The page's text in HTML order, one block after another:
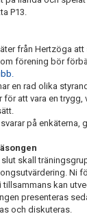
P13.
från Hertzöga
förening bör
en rad olika
att vara en
på enkäterna,
skall
Ni
tillsammans kan
presenteras
och diskuteras.